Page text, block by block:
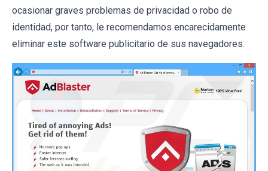
ocasionar graves problemas de privacidad o robo de
identidad, por tanto, le recomendamos encarecidamente
eliminar este software publicitario de sus navegadores.